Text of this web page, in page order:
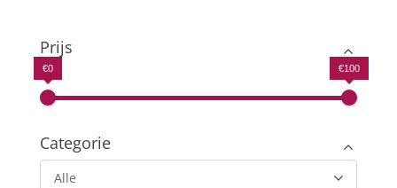
Prijs
€0 €100
Categorie
Alle